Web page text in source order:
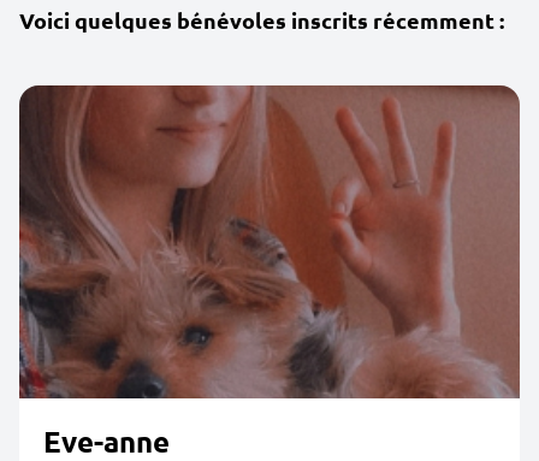
Voici quelques bénévoles inscrits récemment :
Eve-anne